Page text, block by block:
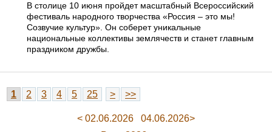
В столице 10 июня пройдет масштабный Всероссийский
фестиваль народного творчества «Россия – это мы!
Созвучие культур». Он соберет уникальные
национальные коллективы землячеств и станет главным
праздником дружбы.
1 2 3 4 5 25 > >>
< 02.06.2026
04.06.2026>